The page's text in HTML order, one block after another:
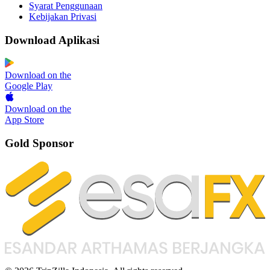
Syarat Penggunaan
Kebijakan Privasi
Download Aplikasi
Download on the
Google Play
Download on the
App Store
Gold Sponsor